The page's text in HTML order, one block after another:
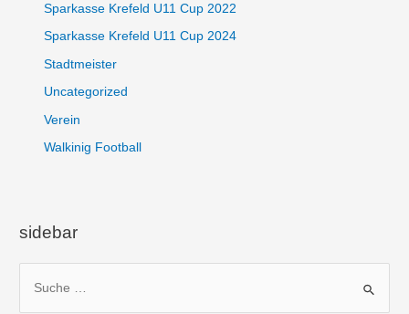
Sparkasse Krefeld U11 Cup 2022
Sparkasse Krefeld U11 Cup 2024
Stadtmeister
Uncategorized
Verein
Walkinig Football
sidebar